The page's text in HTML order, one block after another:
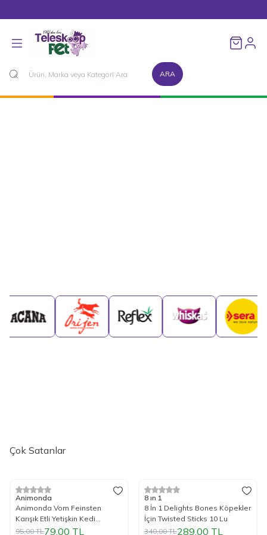
ARA
Çok Satanlar
%17İndirim
Animonda
Animonda Vom Feinsten
Karışık Etli Yetişkin Kedi
Konservesi 100 Gr.
95,00TL79,00 TL
%15İndirim
8 ın 1
8 İn 1 Delights Bones Köpekler
İçin Twisted Sticks 10 Lu
340,00TL289,00 TL